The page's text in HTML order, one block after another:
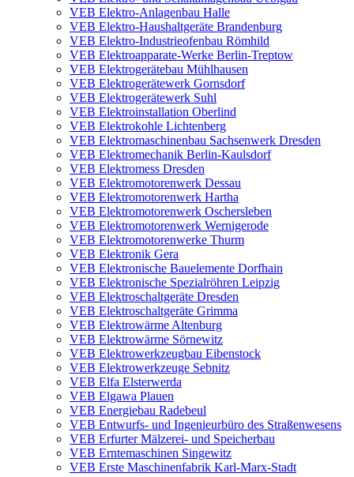
VEB Elektro-Anlagenbau Halle
VEB Elektro-Haushaltgeräte Brandenburg
VEB Elektro-Industrieofenbau Römhild
VEB Elektroapparate-Werke Berlin-Treptow
VEB Elektrogerätebau Mühlhausen
VEB Elektrogerätewerk Gornsdorf
VEB Elektrogerätewerk Suhl
VEB Elektroinstallation Oberlind
VEB Elektrokohle Lichtenberg
VEB Elektromaschinenbau Sachsenwerk Dresden
VEB Elektromechanik Berlin-Kaulsdorf
VEB Elektromess Dresden
VEB Elektromotorenwerk Dessau
VEB Elektromotorenwerk Hartha
VEB Elektromotorenwerk Oschersleben
VEB Elektromotorenwerk Wernigerode
VEB Elektromotorenwerke Thurm
VEB Elektronik Gera
VEB Elektronische Bauelemente Dorfhain
VEB Elektronische Spezialröhren Leipzig
VEB Elektroschaltgeräte Dresden
VEB Elektroschaltgeräte Grimma
VEB Elektrowärme Altenburg
VEB Elektrowärme Sörnewitz
VEB Elektrowerkzeugbau Eibenstock
VEB Elektrowerkzeuge Sebnitz
VEB Elfa Elsterwerda
VEB Elgawa Plauen
VEB Energiebau Radebeul
VEB Entwurfs- und Ingenieurbüro des Straßenwesens
VEB Erfurter Mälzerei- und Speicherbau
VEB Erntemaschinen Singewitz
VEB Erste Maschinenfabrik Karl-Marx-Stadt